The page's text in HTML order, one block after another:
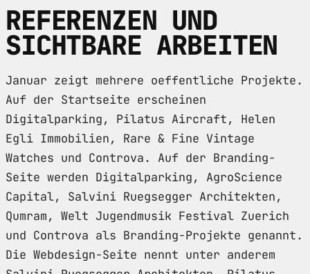
REFERENZEN UND
SICHTBARE ARBEITEN
Januar zeigt mehrere oeffentliche Projekte.
Auf der Startseite erscheinen
Digitalparking, Pilatus Aircraft, Helen
Egli Immobilien, Rare & Fine Vintage
Watches und Controva. Auf der Branding-
Seite werden Digitalparking, AgroScience
Capital, Salvini Ruegsegger Architekten,
Qumram, Welt Jugendmusik Festival Zuerich
und Controva als Branding-Projekte genannt.
Die Webdesign-Seite nennt unter anderem